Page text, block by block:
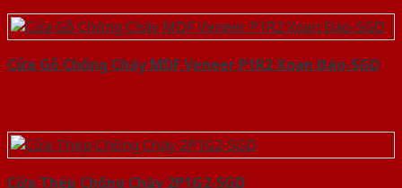
Cửa Gỗ Chống Cháy MDF Veneer P1R2 Xoan Đào-SGD
Cửa Thép Chống Cháy 2P1G2-SGD